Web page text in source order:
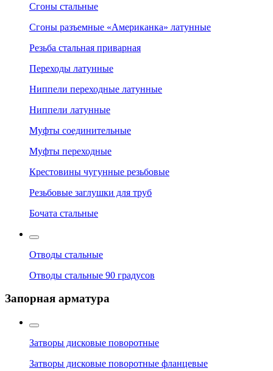
Сгоны стальные
Сгоны разъемные «Американка» латунные
Резьба стальная приварная
Переходы латунные
Ниппели переходные латунные
Ниппели латунные
Муфты соединительные
Муфты переходные
Крестовины чугунные резьбовые
Резьбовые заглушки для труб
Бочата стальные
Отводы стальные
Отводы стальные 90 градусов
Запорная арматура
Затворы дисковые поворотные
Затворы дисковые поворотные фланцевые